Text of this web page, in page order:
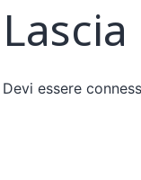
Devi essere